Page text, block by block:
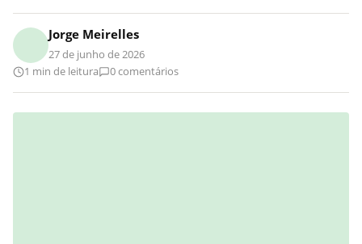
Jorge Meirelles
27 de junho de 2026
1 min de leitura
0 comentários